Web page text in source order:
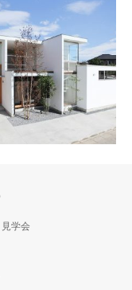
style -Exterior
学会